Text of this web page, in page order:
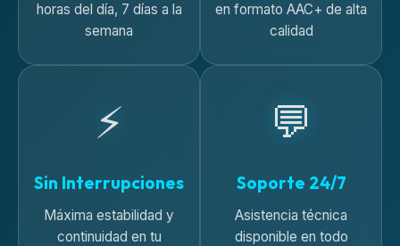
horas del día, 7 días a la
semana
en formato AAC+ de alta
calidad
⚡
Sin Interrupciones
Máxima estabilidad y
continuidad en tu
💬
Soporte 24/7
Asistencia técnica
disponible en todo